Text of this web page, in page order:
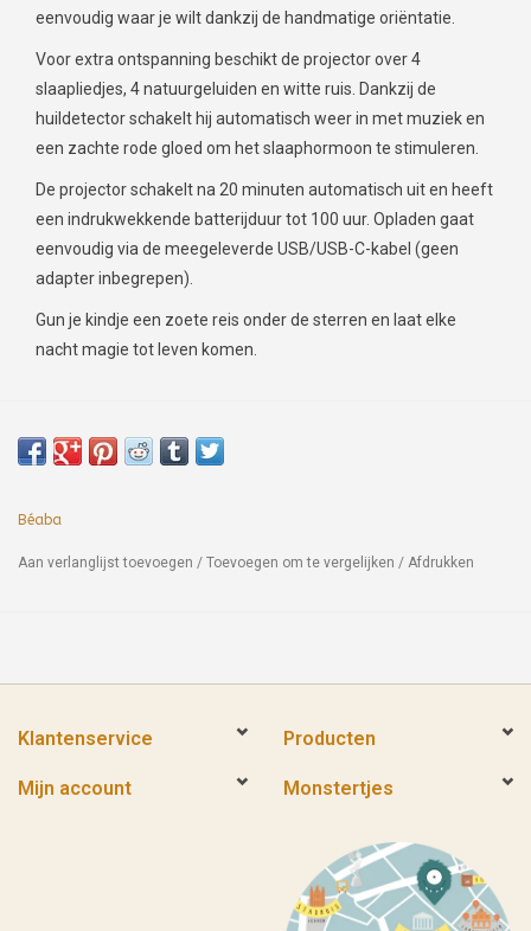
eenvoudig waar je wilt dankzij de handmatige oriëntatie.
Voor extra ontspanning beschikt de projector over 4
slaapliedjes, 4 natuurgeluiden en witte ruis. Dankzij de
huildetector schakelt hij automatisch weer in met muziek en
een zachte rode gloed om het slaaphormoon te stimuleren.
De projector schakelt na 20 minuten automatisch uit en heeft
een indrukwekkende batterijduur tot 100 uur. Opladen gaat
eenvoudig via de meegeleverde USB/USB-C-kabel (geen
adapter inbegrepen).
Gun je kindje een zoete reis onder de sterren en laat elke
nacht magie tot leven komen.
Béaba
Aan verlanglijst toevoegen / Toevoegen om te vergelijken / Afdrukken
Klantenservice Producten
Mijn account Monstertjes